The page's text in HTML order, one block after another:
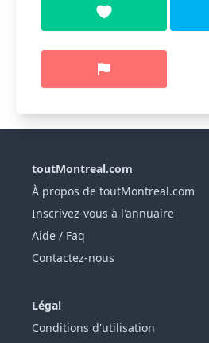
toutMontreal.com
À propos de toutMontreal.com
Inscrivez-vous à l'annuaire
Aide / Faq
Contactez-nous
Légal
Conditions d'utilisation